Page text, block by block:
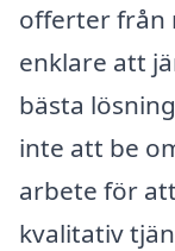
offerter från
enklare att
bästa
inte att be
arbete för
kvalitativ